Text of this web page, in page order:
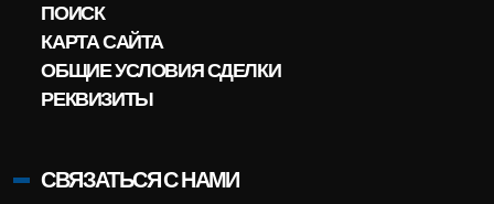
ПОИСК
КАРТА САЙТА
ОБЩИЕ УСЛОВИЯ СДЕЛКИ
РЕКВИЗИТЫ
СВЯЗАТЬСЯ С НАМИ